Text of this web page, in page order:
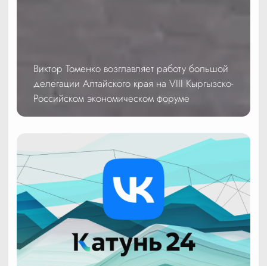
Виктор Томенко возглавляет работу большой
делегации Алтайского края на VIII Кыргызско-
Российском экономическом форуме